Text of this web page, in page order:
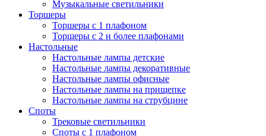
Музыкальные светильники
Торшеры
Торшеры с 1 плафоном
Торшеры с 2 и более плафонами
Настольные
Настольные лампы детские
Настольные лампы декоративные
Настольные лампы офисные
Настольные лампы на прищепке
Настольные лампы на струбцине
Споты
Трековые светильники
Споты с 1 плафоном